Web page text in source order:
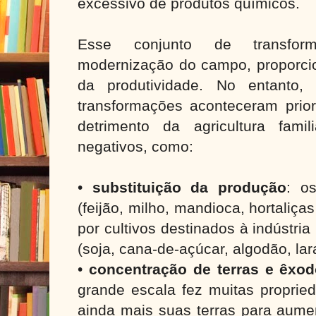
Esse conjunto de
modernização do campo,
da produtividade. No
transformações aconteceram
detrimento da agricultura
negativos, como:
• substituição da produção:
(feijão, milho, mandioca,
por cultivos destinados à
(soja, cana-de-açúcar, algodão,
• concentração de terras e
grande escala fez muitas
ainda mais suas terras para